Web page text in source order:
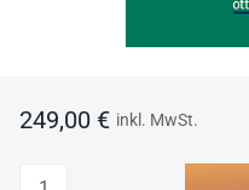
249,00 € inkl. MwSt.
Anzahl